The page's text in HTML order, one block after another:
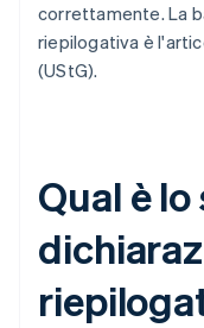
correttamente. La
riepilogativa è
(UStG).
Qual è